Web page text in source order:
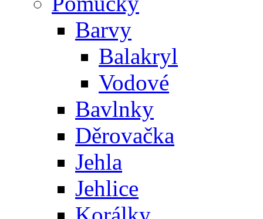
Barvy
Balakryl
Vodové
Bavlnky
Děrovačka
Jehla
Jehlice